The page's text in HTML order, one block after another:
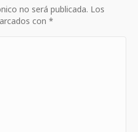
no será publicada. Los
con *